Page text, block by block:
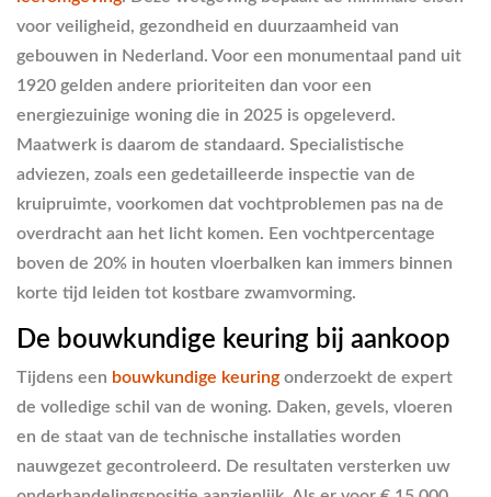
voor veiligheid, gezondheid en duurzaamheid van
gebouwen in Nederland. Voor een monumentaal pand uit
1920 gelden andere prioriteiten dan voor een
energiezuinige woning die in 2025 is opgeleverd.
Maatwerk is daarom de standaard. Specialistische
adviezen, zoals een gedetailleerde inspectie van de
kruipruimte, voorkomen dat vochtproblemen pas na de
overdracht aan het licht komen. Een vochtpercentage
boven de 20% in houten vloerbalken kan immers binnen
korte tijd leiden tot kostbare zwamvorming.
De bouwkundige keuring bij aankoop
Tijdens een bouwkundige keuring onderzoekt de expert
de volledige schil van de woning. Daken, gevels, vloeren
en de staat van de technische installaties worden
nauwgezet gecontroleerd. De resultaten versterken uw